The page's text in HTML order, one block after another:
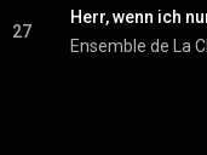
27
Herr, wenn ich